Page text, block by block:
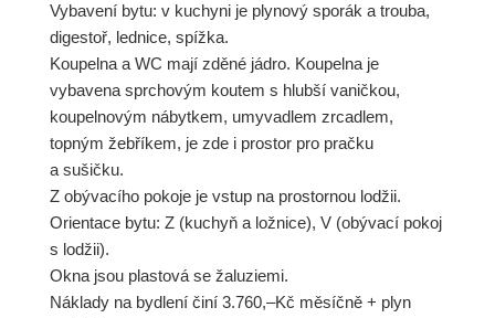
Vybavení bytu: v kuchyni je plynový sporák a trouba,
digestoř, lednice, spížka.
Koupelna a WC mají zděné jádro. Koupelna je
vybavena sprchovým koutem s hlubší vaničkou,
koupelnovým nábytkem, umyvadlem zrcadlem,
topným žebříkem, je zde i prostor pro pračku
a sušičku.
Z obývacího pokoje je vstup na prostornou lodžii.
Orientace bytu: Z (kuchyň a ložnice), V (obývací pokoj
s lodžii).
Okna jsou plastová se žaluziemi.
Náklady na bydlení činí 3.760,–Kč měsíčně + plyn